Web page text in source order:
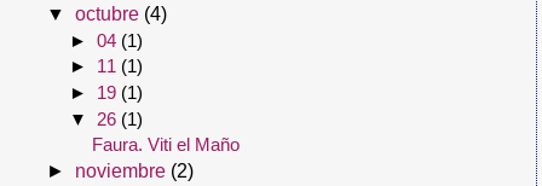
▼octubre (4)
► 04 (1)
► 11 (1)
► 19 (1)
▼ 26 (1)
Faura. Viti el Maño
► noviembre (2)